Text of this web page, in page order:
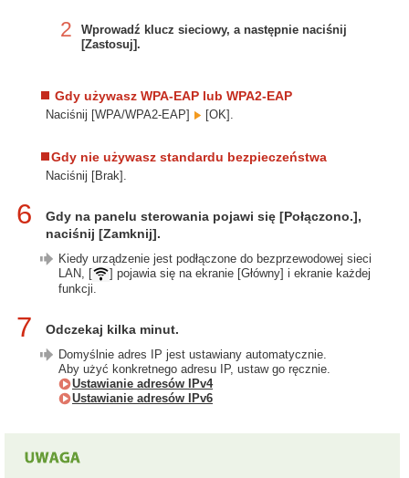
2
Wprowadź klucz sieciowy, a następnie naciśnij
[Zastosuj].
Gdy używasz WPA-EAP lub WPA2-EAP
Naciśnij [WPA/WPA2-EAP] [OK].
Gdy nie używasz standardu bezpieczeństwa
Naciśnij [Brak].
6
Gdy na panelu sterowania pojawi się [Połączono.],
naciśnij [Zamknij].
Kiedy urządzenie jest podłączone do bezprzewodowej sieci
LAN, [
] pojawia się na ekranie [Główny] i ekranie każdej
funkcji.
7 Odczekaj kilka minut.
Domyślnie adres IP jest ustawiany automatycznie.
Aby użyć konkretnego adresu IP, ustaw go ręcznie.
Ustawianie adresów IPv4
Ustawianie adresów IPv6